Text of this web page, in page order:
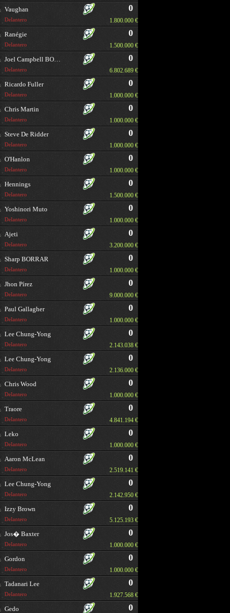
Vaughan
Delantero
0
1.800.000 €
Ranégie
Delantero
0
1.500.000 €
Joel Campbell BORRAR
Delantero
0
6.802.689 €
Ricardo Fuller
Delantero
0
1.000.000 €
Chris Martin
Delantero
0
1.000.000 €
Steve De Ridder
Delantero
0
1.000.000 €
O'Hanlon
Delantero
0
1.000.000 €
Hennings
Delantero
0
1.500.000 €
Yoshinori Muto
Delantero
0
1.000.000 €
Ajeti
Delantero
0
3.200.000 €
Sharp BORRAR
Delantero
0
1.000.000 €
Jhon Pírez
Delantero
0
9.000.000 €
Paul Gallagher
Delantero
0
1.000.000 €
Lee Chung-Yong
Delantero
0
2.143.038 €
Lee Chung-Yong
Delantero
0
2.136.000 €
Chris Wood
Delantero
0
1.000.000 €
Traore
Delantero
0
4.841.194 €
Leko
Delantero
0
1.000.000 €
Aaron McLean
Delantero
0
2.519.141 €
Lee Chung-Yong
Delantero
0
2.142.950 €
Izzy Brown
Delantero
0
5.125.193 €
Jos� Baxter
Delantero
0
1.000.000 €
Gordon
Delantero
0
1.000.000 €
Tadanari Lee
Delantero
0
1.927.568 €
Gedo 0